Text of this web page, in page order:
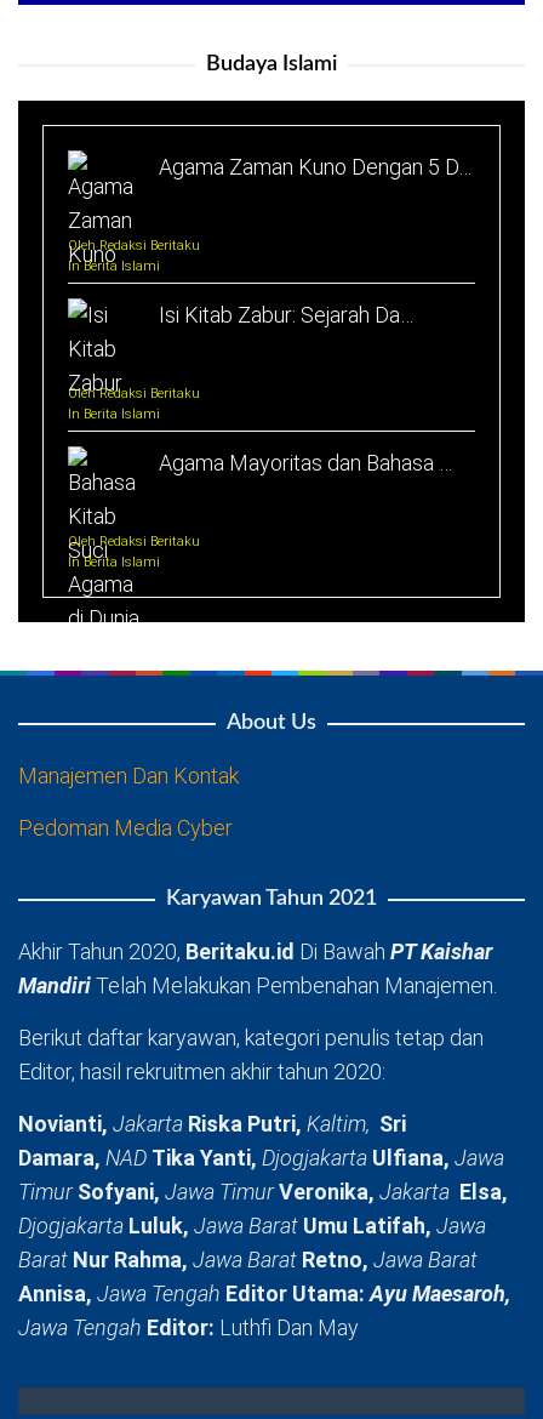
Budaya Islami
Agama Zaman Kuno Dengan 5 D…
Oleh Redaksi Beritaku
In Berita Islami
Isi Kitab Zabur: Sejarah Da…
Oleh Redaksi Beritaku
In Berita Islami
Agama Mayoritas dan Bahasa …
Oleh Redaksi Beritaku
In Berita Islami
About Us
Manajemen Dan Kontak
Pedoman Media Cyber
Karyawan Tahun 2021
Akhir Tahun 2020, Beritaku.id Di Bawah PT Kaishar
MandiriTelah Melakukan Pembenahan Manajemen.
Berikut daftar karyawan, kategori penulis tetap dan
Editor, hasil rekruitmen akhir tahun 2020:
Novianti, Jakarta Riska Putri, Kaltim, Sri
Damara, NAD Tika Yanti, Djogjakarta Ulfiana, Jawa
TimurSofyani, Jawa TimurVeronika, Jakarta Elsa,
Djogjakarta Luluk, Jawa Barat Umu Latifah, Jawa
Barat Nur Rahma, Jawa Barat Retno, Jawa Barat
Annisa, Jawa Tengah Editor Utama:Ayu Maesaroh,
Jawa Tengah Editor: Luthfi Dan May